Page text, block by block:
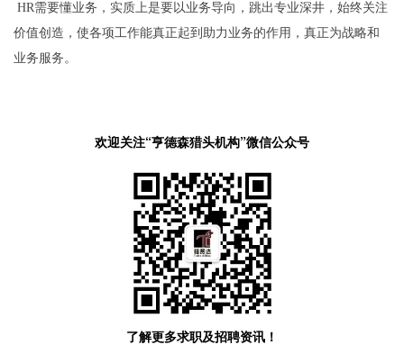
HR需要懂业务，实质上是要以业务导向，跳出专业深井，始终关注
价值创造，使各项工作能真正起到助力业务的作用，真正为战略和
业务服务。
欢迎关注“亨德森猎头机构”微信公众号
了解更多求职及招聘资讯！